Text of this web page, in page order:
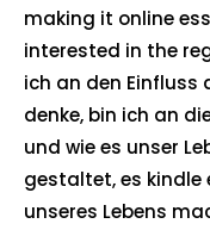
making it online
interested in the
ich an den Einfluss
denke, bin ich an
und wie es unser
gestaltet, es kindle
unseres Lebens